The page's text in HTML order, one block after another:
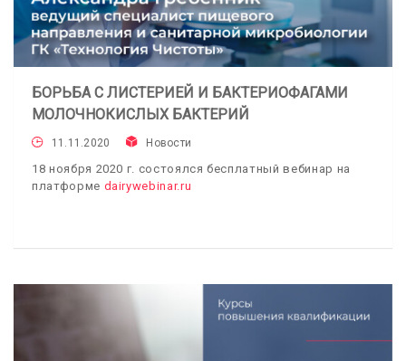
БОРЬБА С ЛИСТЕРИЕЙ И БАКТЕРИОФАГАМИ
МОЛОЧНОКИСЛЫХ БАКТЕРИЙ
11.11.2020 Новости
18 ноября 2020 г. состоялся бесплатный вебинар на
платформе dairywebinar.ru